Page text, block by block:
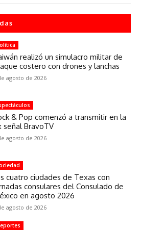
realizó un simulacro militar de
costero con drones y lanchas
agosto de 2026
& Pop comenzó a transmitir en la
señal BravoTV
agosto de 2026
cuatro ciudades de Texas con
consulares del Consulado de
en agosto 2026
agosto de 2026